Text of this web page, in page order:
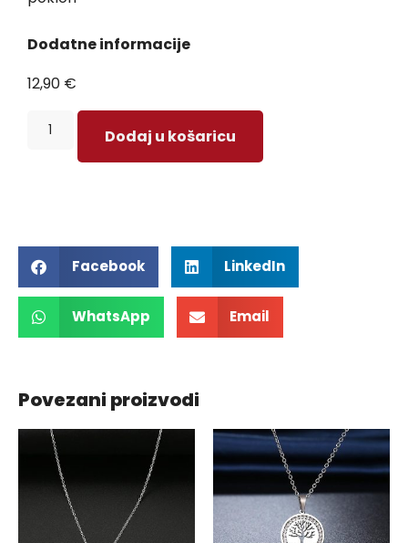
Dodatne informacije
12,90 €
Dodaj u košaricu
Facebook LinkedIn
WhatsApp Email
Povezani proizvodi